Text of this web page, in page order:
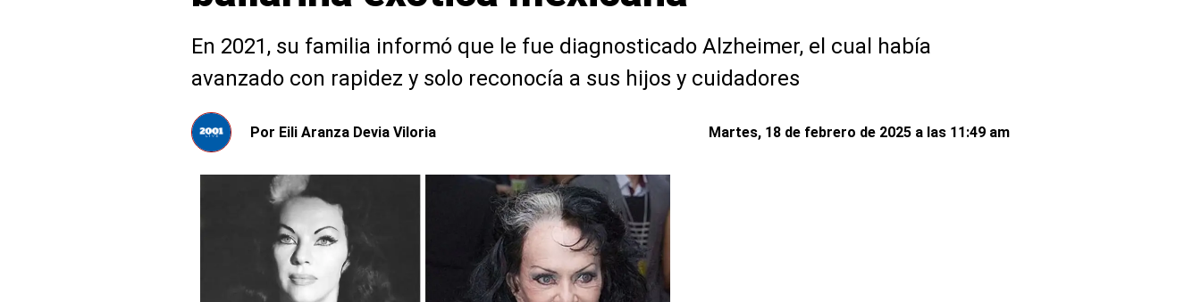
En 2021, su familia informó que le fue diagnosticado Alzheimer, el cual había
avanzado con rapidez y solo reconocía a sus hijos y cuidadores
Por Eili Aranza Devia Viloria Martes, 18 de febrero de 2025 a las 11:49 am